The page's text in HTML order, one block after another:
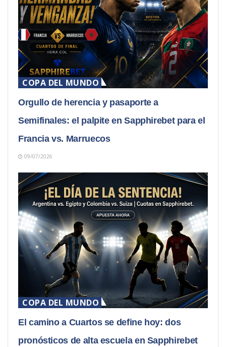
COPA DEL MUNDO
Orgullo de herencia y pasaporte a
Semifinales: el palpite en Sapphirebet para el
Francia vs. Marruecos
09/07/2026
COPA DEL MUNDO
El camino a Cuartos se define hoy: dos
pronósticos de alta escuela en Sapphirebet